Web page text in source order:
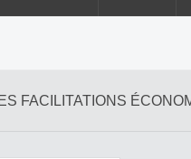
FACILITATIONS